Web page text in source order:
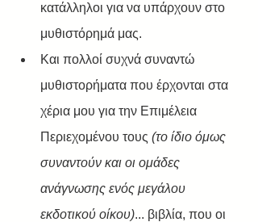
κατάλληλοι για να υπάρχουν στο
μυθιστόρημά μας.
Και πολλοί συχνά συναντώ
μυθιστορήματα που έρχονται στα
χέρια μου για την Επιμέλεια
Περιεχομένου τους (το ίδιο όμως
συναντούν και οι ομάδες
ανάγνωσης ενός μεγάλου
εκδοτικού οίκου)... βιβλία, που οι